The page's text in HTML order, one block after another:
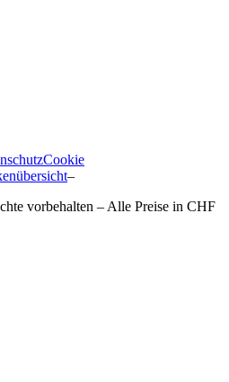
Cookie
–
vorbehalten – Alle Preise in CHF